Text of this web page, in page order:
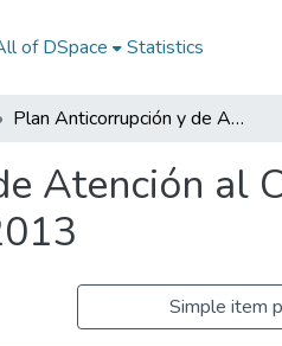
of DSpace Statistics
Plan Anticorrupción y de Atención al Ciudadano Soracá Boyacá 2013: PAAC Soracá Boyacá 2013
Atención al
Simple item